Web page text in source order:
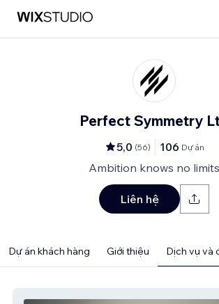
Perfect Symmetry
5,0 (56) 106 Dự án
Ambition knows no limits
Liên hệ
Dự án khách hàng Giới thiệu Dịch vụ và